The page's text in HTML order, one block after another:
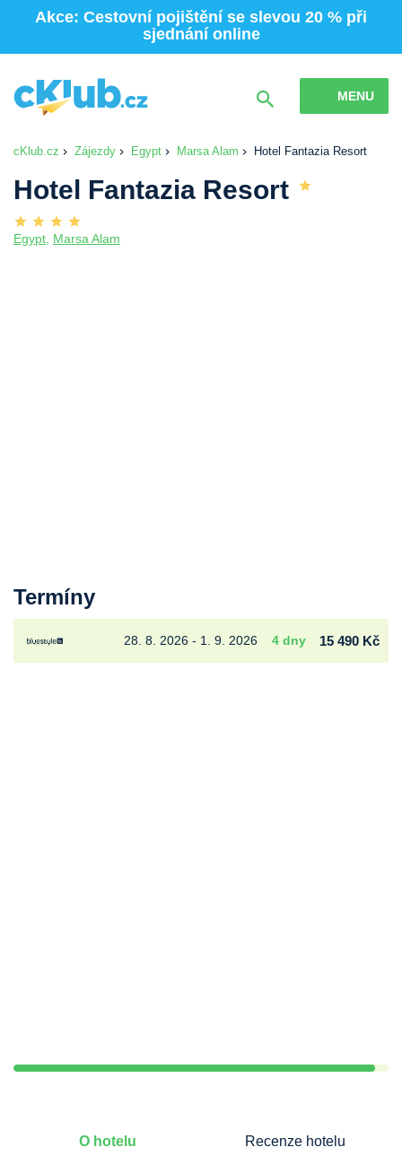
Akce: Cestovní pojištění se slevou 20 % při
sjednání online
MENU
cKlub.cz Zájezdy Egypt Marsa Alam Hotel Fantazia Resort
Hotel Fantazia Resort
Egypt, Marsa Alam
Termíny
28. 8. 2026 - 1. 9. 2026 4 dny 15 490 Kč
O hotelu Recenze hotelu